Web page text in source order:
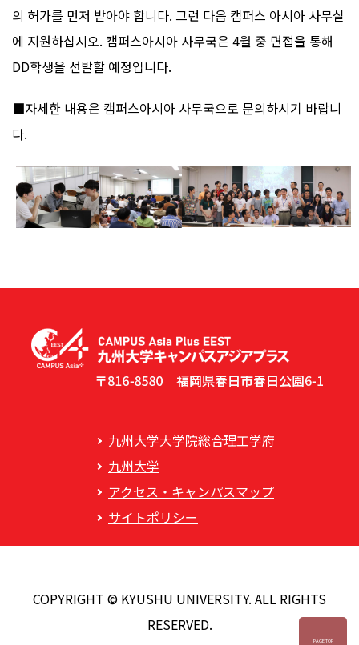
의 허가를 먼저 받아야 합니다. 그런 다음 캠퍼스 아시아 사무실
에 지원하십시오. 캠퍼스아시아 사무국은 4월 중 면접을 통해
DD학생을 선발할 예정입니다.
■자세한 내용은 캠퍼스아시아 사무국으로 문의하시기 바랍니
다.
PAGE TOP
九州大学大学院総合理工学府
九州大学
アクセス・キャンパスマップ
サイトポリシー
COPYRIGHT © KYUSHU UNIVERSITY. ALL RIGHTS
RESERVED.